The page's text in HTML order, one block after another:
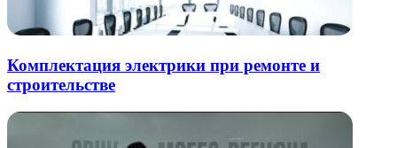
Комплектация электрики при ремонте и
строительстве